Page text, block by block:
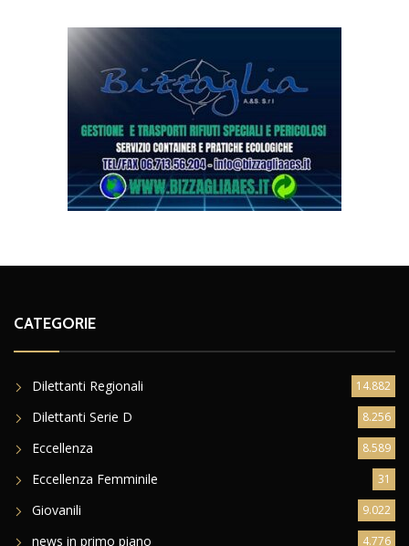
CATEGORIE
Dilettanti Regionali 14.882
Dilettanti Serie D 8.256
Eccellenza 8.589
Eccellenza Femminile 31
Giovanili 9.022
news in primo piano 4.776